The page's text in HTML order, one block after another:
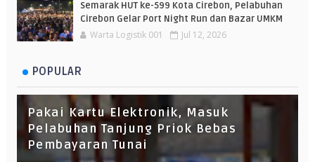
Semarak HUT ke-599 Kota Cirebon, Pelabuhan
Cirebon Gelar Port Night Run dan Bazar UMKM
Warta Logistik 001 Jul 12, 2026
POPULAR
Pakai Kartu Elektronik, Masuk
Pelabuhan Tanjung Priok Bebas
Pembayaran Tunai